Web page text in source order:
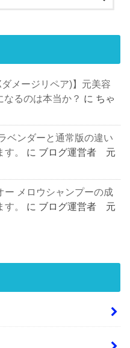
メージリペア)】元美容
るのは本当か？ に ちゃ
ベンダーと通常版の違い
。
に ブログ運営者 元
ー メロウシャンプーの成
。
に ブログ運営者 元